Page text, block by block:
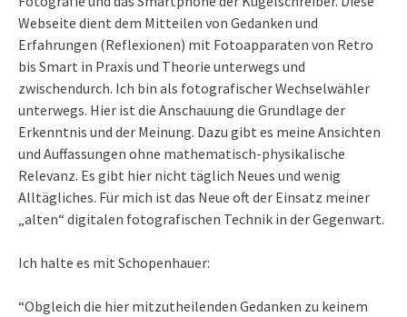
Webseite dient dem Mitteilen von Gedanken und
Erfahrungen (Reflexionen) mit Fotoapparaten von Retro
bis Smart in Praxis und Theorie unterwegs und
zwischendurch. Ich bin als fotografischer Wechselwähler
unterwegs. Hier ist die Anschauung die Grundlage der
Erkenntnis und der Meinung. Dazu gibt es meine Ansichten
und Auffassungen ohne mathematisch-physikalische
Relevanz. Es gibt hier nicht täglich Neues und wenig
Alltägliches. Für mich ist das Neue oft der Einsatz meiner
„alten“ digitalen fotografischen Technik in der Gegenwart.
Ich halte es mit Schopenhauer:
“Obgleich die hier mitzutheilenden Gedanken zu keinem